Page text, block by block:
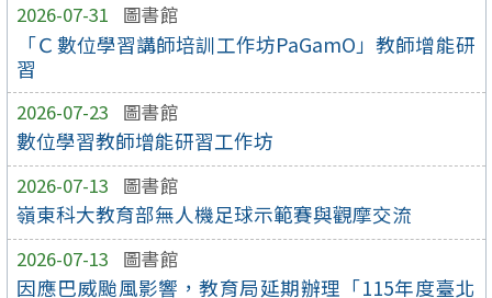
2026-07-31 圖書館
「Ｃ數位學習講師培訓工作坊PaGamO」教師增能研
習
2026-07-23 圖書館
數位學習教師增能研習工作坊
2026-07-13 圖書館
嶺東科大教育部無人機足球示範賽與觀摩交流
2026-07-13 圖書館
因應巴威颱風影響，教育局延期辦理「115年度臺北